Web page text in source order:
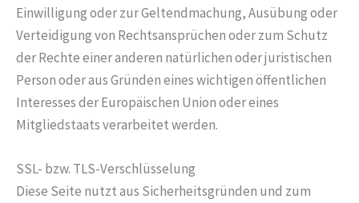
Einwilligung oder zur Geltendmachung, Ausübung oder
Verteidigung von Rechtsansprüchen oder zum Schutz
der Rechte einer anderen natürlichen oder juristischen
Person oder aus Gründen eines wichtigen öffentlichen
Interesses der Europäischen Union oder eines
Mitgliedstaats verarbeitet werden.
SSL- bzw. TLS-Verschlüsselung
Diese Seite nutzt aus Sicherheitsgründen und zum